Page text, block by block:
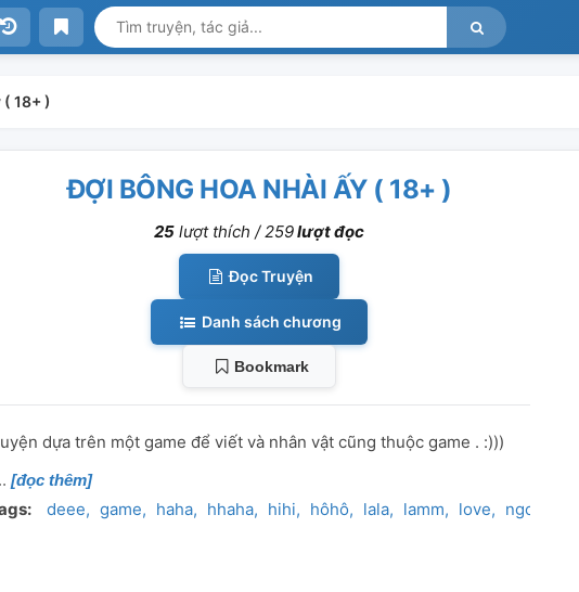
18+ )
ĐỢI BÔNG HOA NHÀI ẤY ( 18+ )
25 lượt thích /259lượt đọc
Đọc Truyện
Danh sách chương
Bookmark
dựa trên một game để viết và nhân vật cũng thuộc game . :)))
[đọc thêm]
deee game haha hhaha hihi hôhô lala lamm love ngoontình